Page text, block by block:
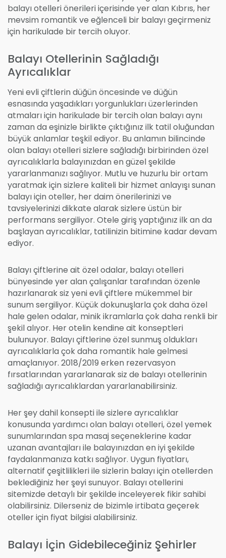
balayı otelleri önerileri içerisinde yer alan Kıbrıs, her
mevsim romantik ve eğlenceli bir balayı geçirmeniz
için harikulade bir tercih oluyor.
Balayı Otellerinin Sağladığı
Ayrıcalıklar
Yeni evli çiftlerin düğün öncesinde ve düğün
esnasında yaşadıkları yorgunlukları üzerlerinden
atmaları için harikulade bir tercih olan balayı aynı
zaman da eşinizle birlikte çıktığınız ilk tatil oluğundan
büyük anlamlar teşkil ediyor. Bu anlamın bilincinde
olan balayı otelleri sizlere sağladığı birbirinden özel
ayrıcalıklarla balayınızdan en güzel şekilde
yararlanmanızı sağlıyor. Mutlu ve huzurlu bir ortam
yaratmak için sizlere kaliteli bir hizmet anlayışı sunan
balayı için oteller, her daim önerilerinizi ve
tavsiyelerinizi dikkate alarak sizlere üstün bir
performans sergiliyor. Otele giriş yaptığınız ilk an da
başlayan ayrıcalıklar, tatilinizin bitimine kadar devam
ediyor.
Balayı çiftlerine ait özel odalar, balayı otelleri
bünyesinde yer alan çalışanlar tarafından özenle
hazırlanarak siz yeni evli çiftlere mükemmel bir
sunum sergiliyor. Küçük dokunuşlarla çok daha özel
hale gelen odalar, minik ikramlarla çok daha renkli bir
şekil alıyor. Her otelin kendine ait konseptleri
bulunuyor. Balayı çiftlerine özel sunmuş oldukları
ayrıcalıklarla çok daha romantik hale gelmesi
amaçlanıyor. 2018/2019 erken rezervasyon
fırsatlarından yararlanarak siz de balayı otellerinin
sağladığı ayrıcalıklardan yararlanabilirsiniz.
Her şey dahil konsepti ile sizlere ayrıcalıklar
konusunda yardımcı olan balayı otelleri, özel yemek
sunumlarından spa masaj seçeneklerine kadar
uzanan avantajları ile balayınızdan en iyi şekilde
faydalanmanıza katkı sağlıyor. Uygun fiyatları,
alternatif çeşitlilikleri ile sizlerin balayı için otellerden
beklediğiniz her şeyi sunuyor. Balayı otellerini
sitemizde detaylı bir şekilde inceleyerek fikir sahibi
olabilirsiniz. Dilerseniz de bizimle irtibata geçerek
oteller için fiyat bilgisi alabilirsiniz.
Balayı İçin Gidebileceğiniz Şehirler